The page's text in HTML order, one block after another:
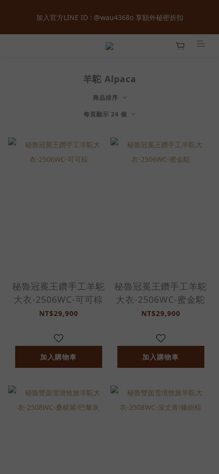
００  購物金 ‧ 累積會員等級最高享正價  ８  折起
加入官方LINE ID : @wau4368o 享額外秘密折扣
全館購物滿  ＄１８００  即享免運 ‧ 首次加入會員立即獲得  ＄１
羊駝 Alpaca
商品排序
每頁顯示 24 個
秘魯冠冕王鑽手工羊駝
大衣-2506WC-可可棕
NT$29,900
加入購物車
秘魯冠冕王鑽手工羊駝
大衣-2506WC-蜜金駝
NT$29,900
加入購物車